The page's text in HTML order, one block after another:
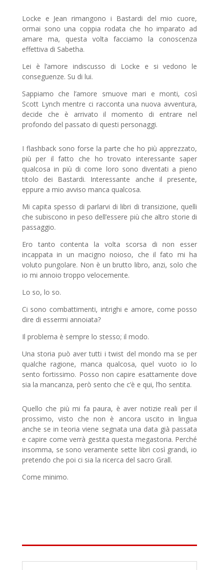
Locke e Jean rimangono i Bastardi del mio cuore,
ormai sono una coppia rodata che ho imparato ad
amare ma, questa volta facciamo la conoscenza
effettiva di Sabetha.
Lei è l’amore indiscusso di Locke e si vedono le
conseguenze. Su di lui.
Sappiamo che l’amore smuove mari e monti, così
Scott Lynch mentre ci racconta una nuova avventura,
decide che è arrivato il momento di entrare nel
profondo del passato di questi personaggi.
I flashback sono forse la parte che ho più apprezzato,
più per il fatto che ho trovato interessante saper
qualcosa in più di come loro sono diventati a pieno
titolo dei Bastardi. Interessante anche il presente,
eppure a mio avviso manca qualcosa.
Mi capita spesso di parlarvi di libri di transizione, quelli
che subiscono in peso dell’essere più che altro storie di
passaggio.
Ero tanto contenta la volta scorsa di non esser
incappata in un macigno noioso, che il fato mi ha
voluto pungolare. Non è un brutto libro, anzi, solo che
io mi annoio troppo velocemente.
Lo so, lo so.
Ci sono combattimenti, intrighi e amore, come posso
dire di essermi annoiata?
Il problema è sempre lo stesso; il modo.
Una storia può aver tutti i twist del mondo ma se per
qualche ragione, manca qualcosa, quel vuoto io lo
sento fortissimo. Posso non capire esattamente dove
sia la mancanza, però sento che c’è e qui, l’ho sentita.
Quello che più mi fa paura, è aver notizie reali per il
prossimo, visto che non è ancora uscito in lingua
anche se in teoria viene segnata una data già passata
e capire come verrà gestita questa megastoria. Perché
insomma, se sono veramente sette libri così grandi, io
pretendo che poi ci sia la ricerca del sacro Grall.
Come minimo.